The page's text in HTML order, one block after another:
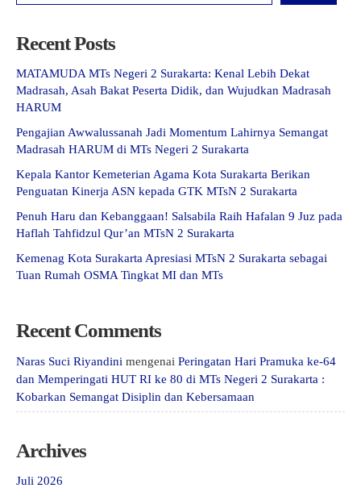
Recent Posts
MATAMUDA MTs Negeri 2 Surakarta: Kenal Lebih Dekat
Madrasah, Asah Bakat Peserta Didik, dan Wujudkan Madrasah
HARUM
Pengajian Awwalussanah Jadi Momentum Lahirnya Semangat
Madrasah HARUM di MTs Negeri 2 Surakarta
Kepala Kantor Kemeterian Agama Kota Surakarta Berikan
Penguatan Kinerja ASN kepada GTK MTsN 2 Surakarta
Penuh Haru dan Kebanggaan! Salsabila Raih Hafalan 9 Juz pada
Haflah Tahfidzul Qur’an MTsN 2 Surakarta
Kemenag Kota Surakarta Apresiasi MTsN 2 Surakarta sebagai
Tuan Rumah OSMA Tingkat MI dan MTs
Recent Comments
Naras Suci Riyandini mengenai Peringatan Hari Pramuka ke-64
dan Memperingati HUT RI ke 80 di MTs Negeri 2 Surakarta :
Kobarkan Semangat Disiplin dan Kebersamaan
Archives
Juli 2026